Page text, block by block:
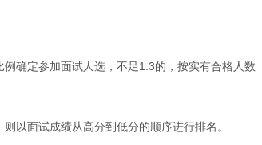
确定参加面试人选，不足1:3的，按实有合格人数
以面试成绩从高分到低分的顺序进行排名。